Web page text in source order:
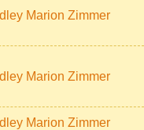
Marion Zimmer
Marion Zimmer
Marion Zimmer